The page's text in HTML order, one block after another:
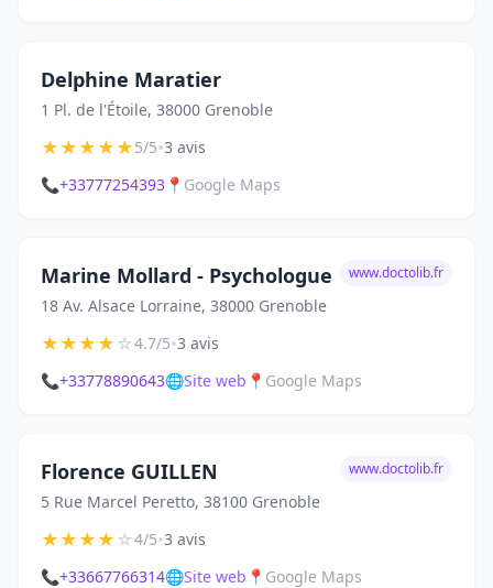
Delphine Maratier
1 Pl. de l'Étoile, 38000 Grenoble
★★★★★5/5•3 avis
📞+33777254393 📍 Google Maps
Marine Mollard - Psychologue
18 Av. Alsace Lorraine, 38000 Grenoble
www.doctolib.fr
★★★★☆4.7/5•3 avis
📞+33778890643🌐Site web 📍 Google Maps
Florence GUILLEN
5 Rue Marcel Peretto, 38100 Grenoble
www.doctolib.fr
★★★★☆4/5•3 avis
📞+33667766314🌐Site web 📍 Google Maps